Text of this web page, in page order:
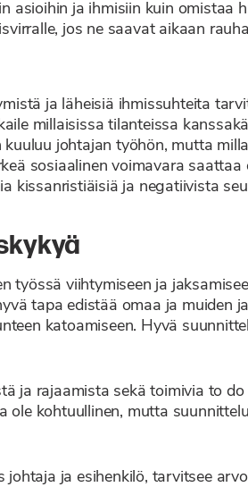
asioihin ja ihmisiin kuin omistaa
jos ne saavat aikaan
ja läheisiä ihmissuhteita
millaisissa tilanteissa
johtajan työhön, mutta
sosiaalinen voimavara saattaa
kissanristiäisiä ja negatiivista
työssä viihtymiseen ja
tapa edistää omaa ja muiden
katoamiseen. Hyvä
ja rajaamista sekä toimivia to
ole kohtuullinen, mutta
ja esihenkilö, tarvitsee